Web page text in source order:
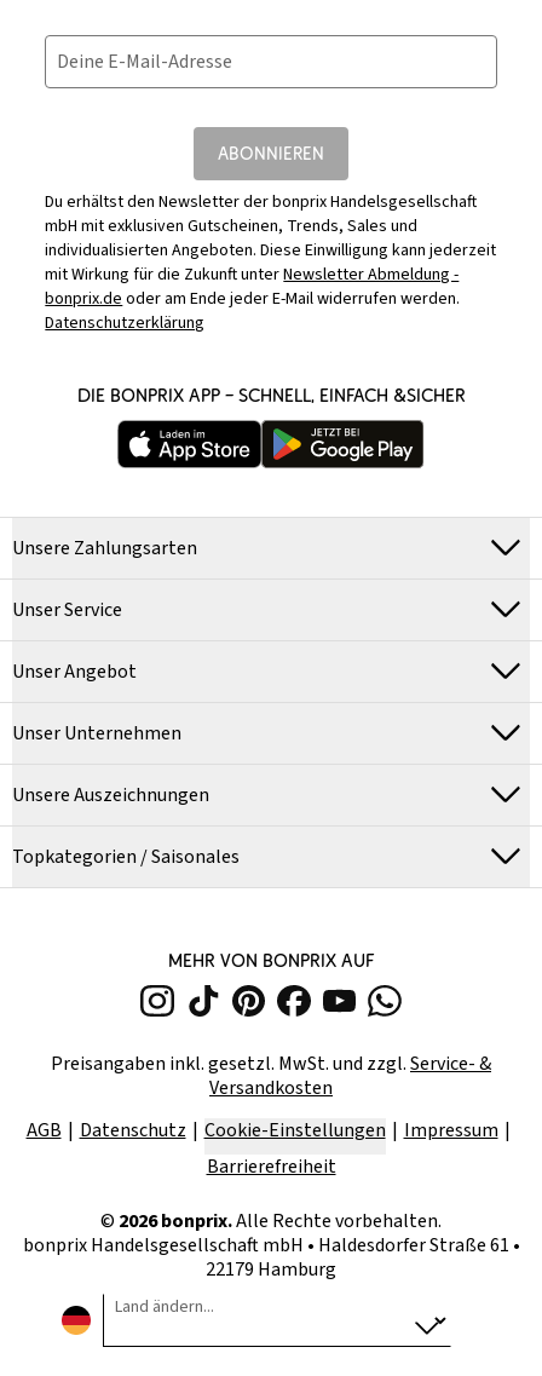
Deine E-Mail-Adresse
ABONNIEREN
Du erhältst den Newsletter der bonprix Handelsgesellschaft
mbH mit exklusiven Gutscheinen, Trends, Sales und
individualisierten Angeboten. Diese Einwilligung kann jederzeit
mit Wirkung für die Zukunft unterNewsletter Abmeldung -
bonprix.deoder am Ende jeder E-Mail widerrufen werden.
Datenschutzerklärung
DIE BONPRIX APP – SCHNELL, EINFACH &SICHER
Unsere Zahlungsarten
Unser Service
Unser Angebot
Unser Unternehmen
Unsere Auszeichnungen
Topkategorien / Saisonales
MEHR VON BONPRIX AUF
Preisangaben inkl. gesetzl. MwSt. und zzgl.Service- &
Versandkosten
AGB
Datenschutz Cookie-Einstellungen
Impressum
Barrierefreiheit
© 2026bonprix.Alle Rechte vorbehalten.
bonprix Handelsgesellschaft mbH • Haldesdorfer Straße 61 •
22179 Hamburg
Land ändern...